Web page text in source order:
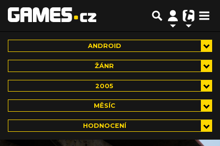
ANDROID
ŽÁNR
2005
MĚSÍC
HODNOCENÍ